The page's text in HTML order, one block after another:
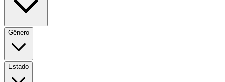
Gênero
Estado